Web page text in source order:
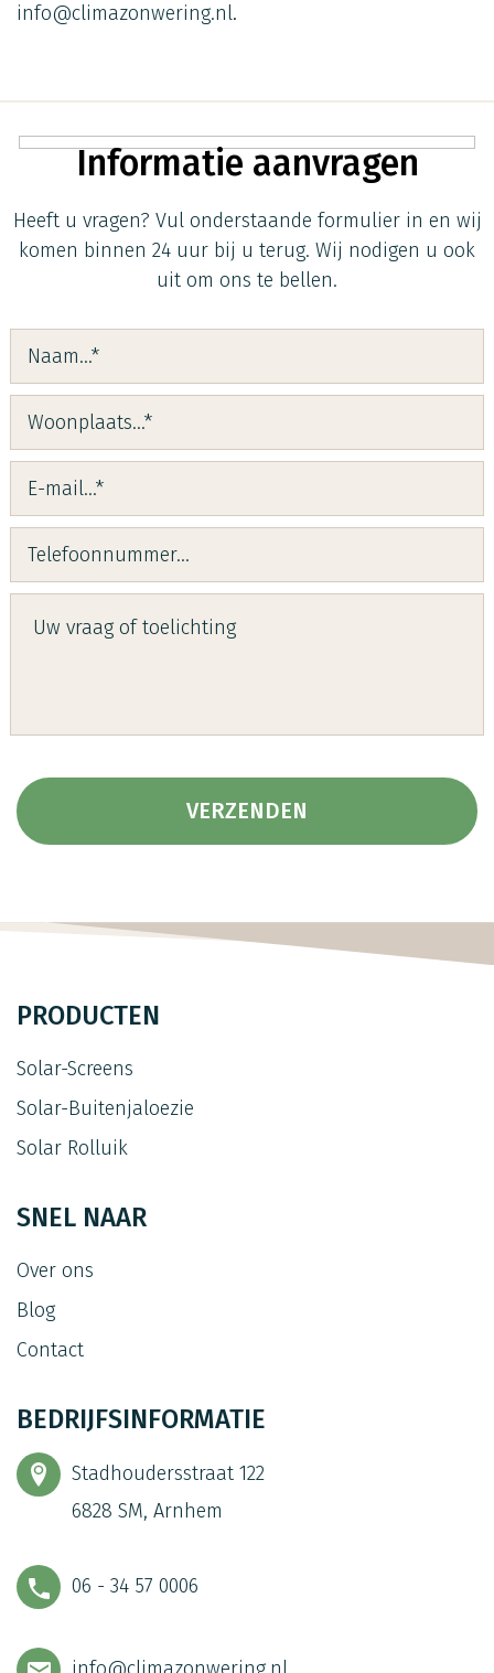
info@climazonwering.nl.
Informatie aanvragen
Heeft u vragen? Vul onderstaande formulier in en wij
komen binnen 24 uur bij u terug. Wij nodigen u ook
uit om ons te bellen.
PRODUCTEN
Solar-Screens
Solar-Buitenjaloezie
Solar Rolluik
SNEL NAAR
Over ons
Blog
Contact
BEDRIJFSINFORMATIE
Stadhoudersstraat 122
6828 SM, Arnhem
06 - 34 57 0006